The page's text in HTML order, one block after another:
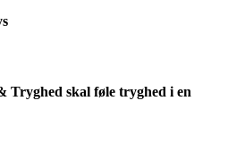
Tryghed skal føle tryghed i en